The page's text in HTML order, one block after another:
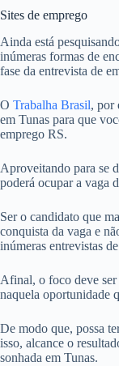
Sites de emprego
Ainda está
inúmeras formas de
fase da entrevista de
O Trabalha Brasil, por
em Tunas para que
emprego RS.
Aproveitando para se
poderá ocupar a vaga
Ser o candidato que
conquista da vaga e
inúmeras entrevistas
Afinal, o foco deve ser
naquela oportunidade
De modo que, possa
isso, alcance o
sonhada em Tunas.